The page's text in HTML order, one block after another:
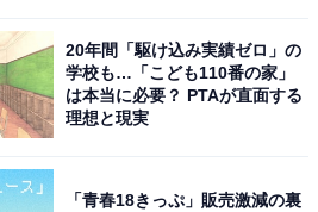
20年間「駆け込み実績ゼロ」の
学校も…「こども110番の家」
は本当に必要？ PTAが直面する
理想と現実
「青春18きっぷ」販売激減の裏